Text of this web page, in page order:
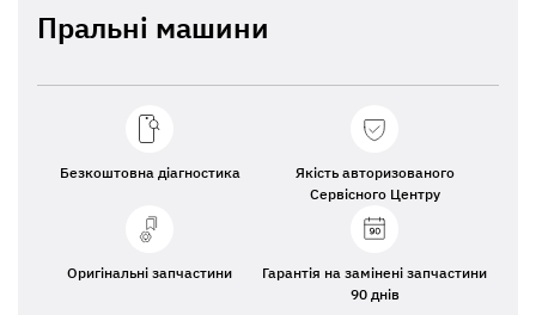
Пральнi машини
Безкоштовна діагностика
Якість авторизованого
Сервісного Центру
Оригінальні запчастини
Гарантія на замінені запчастини
90 днів